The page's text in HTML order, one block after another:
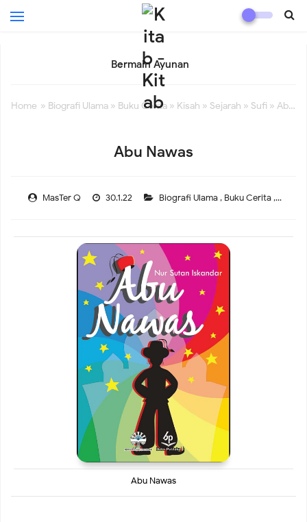
Berlomba Balap Karung
Anak Memetik Mangga
Eclipse Responsive Blogger Template
It’s Something That I wanted go to Achieve
The Ultimate Beginner’s Guide to Backcountry Camping
The Best Reasons to Visit Paris
Singapore’s Gardens by the Bay
Things to do in Tokyo
Nice and Cozy House for Stay
Home » Biografi Ulama » Buku Cerita » Kisah » Sejarah » Sufi » Abu Nawas
Abu Nawas
MasTer Q 30.1.22 Biografi Ulama, Buku Cerita,Kisah
Abu Nawas